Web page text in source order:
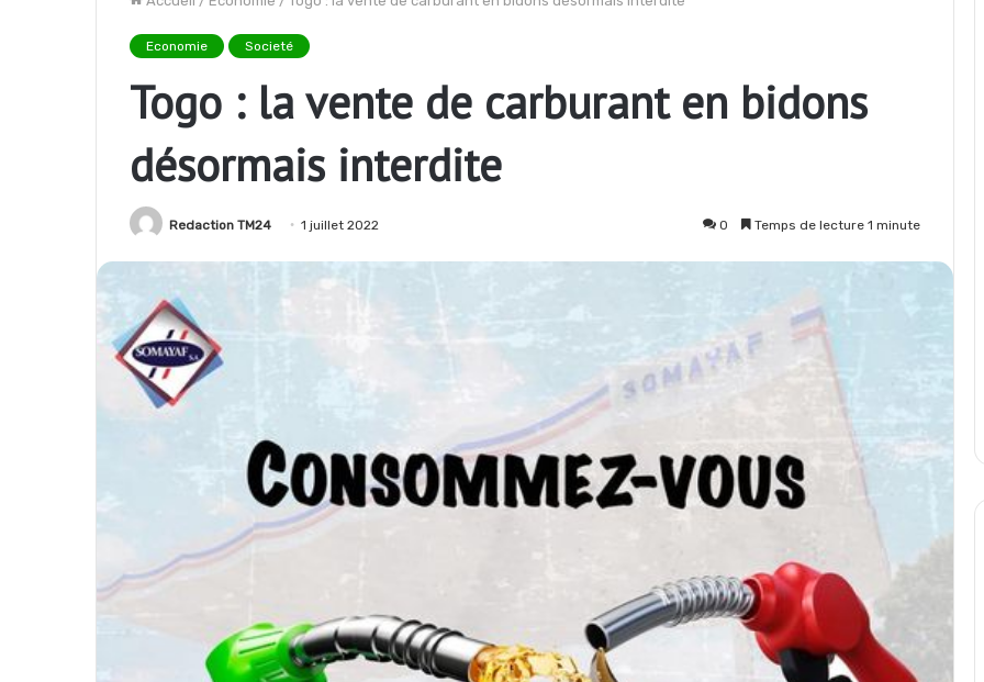
Economie Societé
Togo : la vente de carburant en bidons
désormais interdite
Redaction TM24 1 juillet 2022 0 Temps de lecture 1 minute